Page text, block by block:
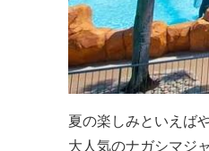
夏の楽しみといえば
大人気のナガシマジ